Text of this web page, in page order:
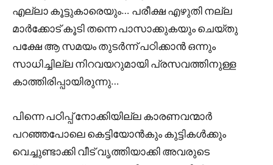
എല്ലാ കൂട്ടുകാരെയും… പരീക്ഷ എഴുതി നല്ല
മാർക്കോട് കൂടി തന്നെ പാസാക്കുകയും ചെയ്തു
പക്ഷേ ആ സമയം തുടർന്ന് പഠിക്കാൻ ഒന്നും
സാധിച്ചില്ല നിറവയറുമായി പ്രസവത്തിനുള്ള
കാത്തിരിപ്പായിരുന്നു…
പിന്നെ പഠിപ്പ് നോക്കിയില്ല കാരണവന്മാർ
പറഞ്ഞപോലെ കെട്ടിയോൻകും കുട്ടികൾക്കും
വെച്ചുണ്ടാക്കി വീട് വൃത്തിയാക്കി അവരുടെ